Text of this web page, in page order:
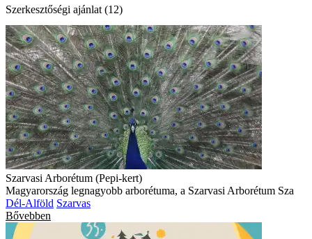
Szerkesztőségi ajánlat (12)
Szarvasi Arborétum (Pepi-kert)
Magyarország legnagyobb arborétuma, a Szarvasi Arborétum Sza
Dél-Alföld Szarvas
Bővebben